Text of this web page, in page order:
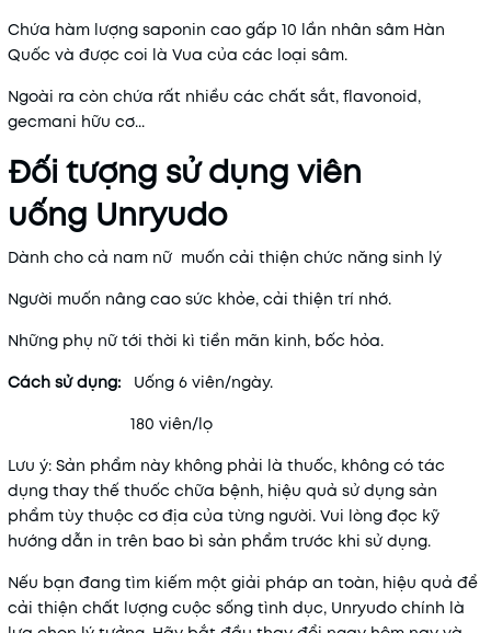
Chứa hàm lượng saponin cao gấp 10 lần nhân sâm Hàn
Quốc và được coi là Vua của các loại sâm.
Ngoài ra còn chứa rất nhiều các chất sắt, flavonoid,
gecmani hữu cơ...
Đối tượng sử dụng viên
uống Unryudo
Dành cho cả nam nữ muốn cải thiện chức năng sinh lý
Người muốn nâng cao sức khỏe, cải thiện trí nhớ.
Những phụ nữ tới thời kì tiền mãn kinh, bốc hỏa.
Cách sử dụng:
Uống 6 viên/ngày.
180 viên/lọ
Lưu ý: Sản phẩm này không phải là thuốc, không có tác
dụng thay thế thuốc chữa bệnh, hiệu quả sử dụng sản
phẩm tùy thuộc cơ địa của từng người. Vui lòng đọc kỹ
hướng dẫn in trên bao bì sản phẩm trước khi sử dụng.
Nếu bạn đang tìm kiếm một giải pháp an toàn, hiệu quả để
cải thiện chất lượng cuộc sống tình dục, Unryudo chính là